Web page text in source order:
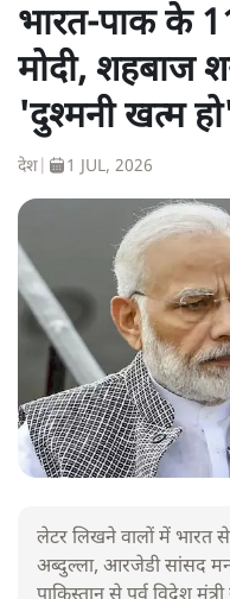
भारत-पाक के
मोदी, शहबाज
'दुश्मनी खत्म
देश 1 JUL, 2026
लेटर लिखने वालों में भारत
अब्दुल्ला, आरजेडी सांसद